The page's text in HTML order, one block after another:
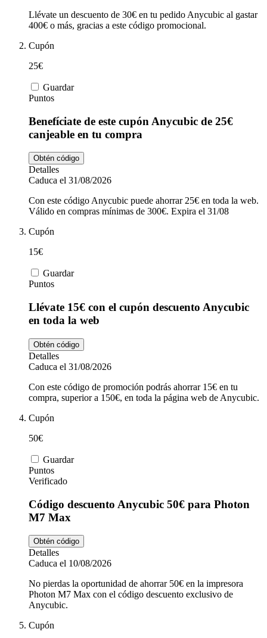
Llévate un descuento de 30€ en tu pedido Anycubic al gastar
400€ o más, gracias a este código promocional.
Cupón
25€
Guardar
Puntos
Benefíciate de este cupón Anycubic de 25€
canjeable en tu compra
Obtén código
Detalles
Caduca el 31/08/2026
Con este código Anycubic puede ahorrar 25€ en toda la web.
Válido en compras mínimas de 300€. Expira el 31/08
Cupón
15€
Guardar
Puntos
Llévate 15€ con el cupón descuento Anycubic
en toda la web
Obtén código
Detalles
Caduca el 31/08/2026
Con este código de promoción podrás ahorrar 15€ en tu
compra, superior a 150€, en toda la página web de Anycubic.
Cupón
50€
Guardar
Puntos
Verificado
Código descuento Anycubic 50€ para Photon
M7 Max
Obtén código
Detalles
Caduca el 10/08/2026
No pierdas la oportunidad de ahorrar 50€ en la impresora
Photon M7 Max con el código descuento exclusivo de
Anycubic.
Cupón